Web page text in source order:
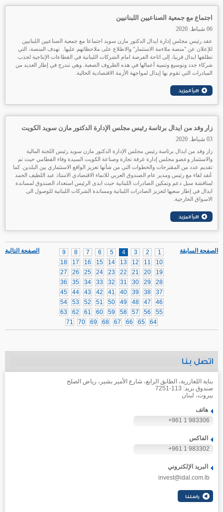
اجتماع مع جمعية الصناعيين اللبنانيين
06 شباط. 2020
عقد رئيس مجلس إدارة ايدال الدكتور مازن سويد اجتماعا مع جمعية الصناعيين اللبنانيين
للإعلان عن "منصة ملاءمة الاستثمار" والاطلاع على ملاحظاتهم عليها. تهدف المنصة، التي
تطلقها ايدال قريبا، إلى اتاحة الفرصة امام الشركات اللبنانية في القطاعات الإنتاجية لجذب
شركاء جدد وتوسيع وتنمية أعمالها في هذه الظروف الصعبة. وهي تندرج في إطار العديد من
المبادرات التي تقوم بها إيدال لمواجهة الأزمة الاقتصادية الحالية.
زار وفد من ايدال برئاسة رئيس مجلس الإدارة الدكتور مازن سويد الكويت
03 شباط. 2020
زار وفد من ايدال برئاسة رئيس مجلس الإدارة الدكتور مازن سويد رئيس اللجنة المالية
والاستثمار وعضو مجلس إدارة غرفة تجارة وصناعة الكويت السيدة وفاء القطامي حيث تم
تقديم عدد من المقترحات والخطوات التي من شأنها تعزيز الواقع الاستثماري بين البلدين. كما
عُقد لقاء مع رئيس ومدير عام الصندوق العربي للانماء الاقتصادي الاستاذ عبد اللطيف الحمد
لمناقشة سبل دعم وتمكين الصادرات اللبنانية حيث ابدى الرئيس استعداد الصندوق لمساندة
ايدال في إطار سعيها لتعزيز الصادرات اللبنانية ومساندة الشركات اللبنانية للوصول الى
الاسواق الخارجية.
الصفحة التالية 1
2
3
4
5
6
7
8
9
10
11
12
13
14
15
16
17
18
19
20
21
22
23
24
25
26
27
28
29
30
31
32
33
34
35
36
37
38
39
40
41
42
43
44
45
46
47
48
49
50
51
52
53
54
55
56
57
58
59
60
61
62
63
64
65
66
67
68
69
70
71
الصفحة السابقة
اتصل بنا
بناية اللعازرية، الطابق الرابع، شارع الأمير بشير، رياض الصلح
صندوق بريد: 113-7251
بيروت، لبنان
هاتف
+961 1 983306
الفاكس
+961 1 983302
البريد الإلكتروني
invest@idal.com.lb